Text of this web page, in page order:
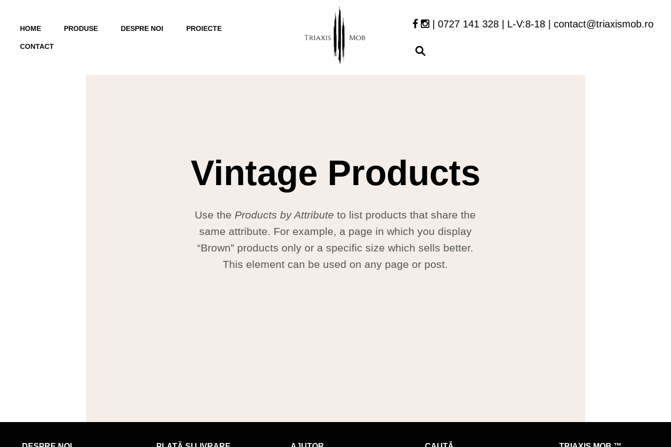
HOME PRODUSE DESPRE NOI PROIECTE
CONTACT
| 0727 141 328 | L-V:8-18 | contact@triaxismob.ro
Vintage Products
Use the Products by Attribute to list products that share the
same attribute. For example, a page in which you display
“Brown” products only or a specific size which sells better.
This element can be used on any page or post.